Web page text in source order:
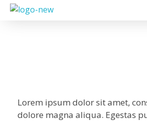
Lorem ipsum dolor sit amet,
dolore magna aliqua. Egestas